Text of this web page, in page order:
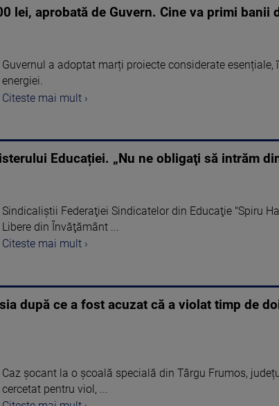
lei, aprobată de Guvern. Cine va primi banii
Guvernul a adoptat marți proiecte considerate
energiei.
Citeste mai mult ›
Educației. „Nu ne obligaţi să intrăm
Sindicaliştii Federaţiei Sindicatelor din Educaţie "Spiru
Libere din Învăţământ ...
Citeste mai mult ›
după ce a fost acuzat că a violat timp de
Caz șocant la o școală specială din Târgu Frumos,
cercetat pentru viol, ...